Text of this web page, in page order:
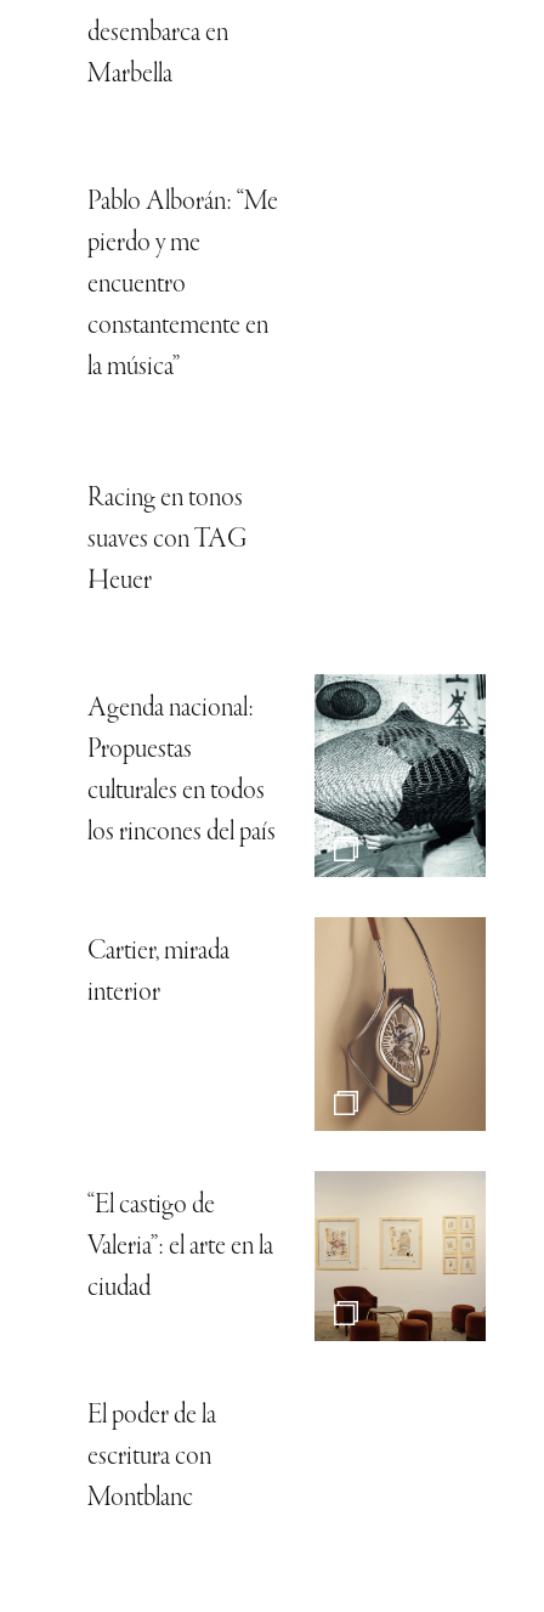
desembarca en
Marbella
Pablo Alborán: “Me
pierdo y me
encuentro
constantemente en
la música”
Racing en tonos
suaves con TAG
Heuer
Agenda nacional:
Propuestas
culturales en todos
los rincones del país
Cartier, mirada
interior
“El castigo de
Valeria”: el arte en la
ciudad
El poder de la
escritura con
Montblanc